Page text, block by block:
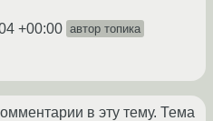
+00:00 автор топика
в эту тему. Тема